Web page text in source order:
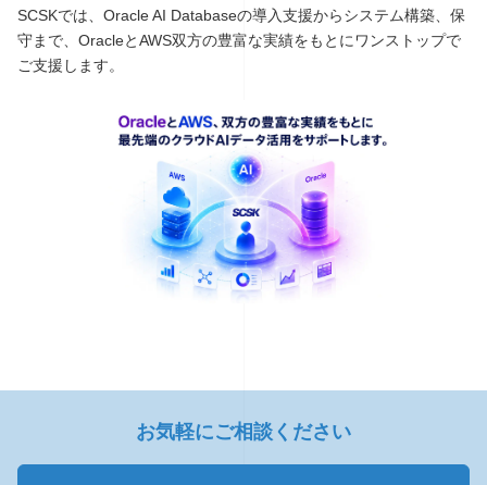
SCSKでは、Oracle AI Databaseの導入支援からシステム構築、保
守まで、OracleとAWS双方の豊富な実績をもとにワンストップで
ご支援します。
お気軽にご相談ください